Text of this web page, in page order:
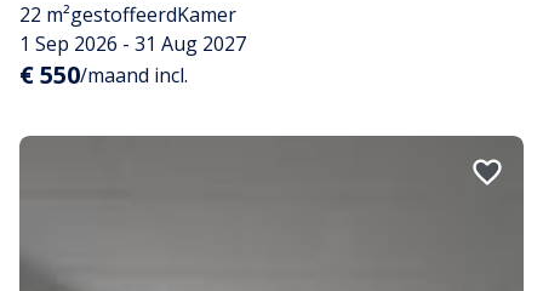
22 m²gestoffeerdKamer
1 Sep 2026 - 31 Aug 2027
€ 550/maand incl.